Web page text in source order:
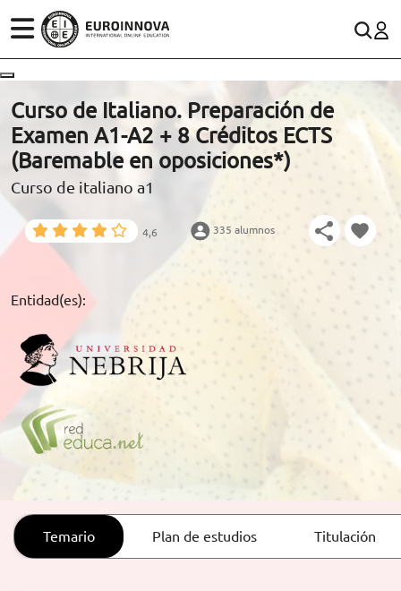
ÁREAS
ESTUDIOS
CONOCE EUROINNOVA
BECAS Y FINANCIACIÓN
RECURSOS EDUCATIVOS
ARTÍCULOS
ORIENTACIÓN LABORAL
(+34)958 050 200(gratuito en España)
900 831 200
TRABAJA CON NOSOTROS
Curso de Italiano. Preparación de
Examen A1-A2 + 8 Créditos ECTS
(Baremable en oposiciones*)
Curso de italiano a1
4,6 335 alumnos
Entidad(es):
Temario Plan de estudios Titulación